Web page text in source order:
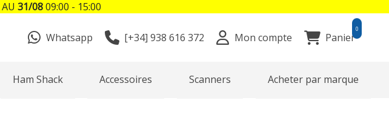
Whatsapp [+34] 938 616 372 Mon compte Panier
0
Ham Shack Accessoires Scanners Acheter par marque
AU 31/0809:00 - 15:00